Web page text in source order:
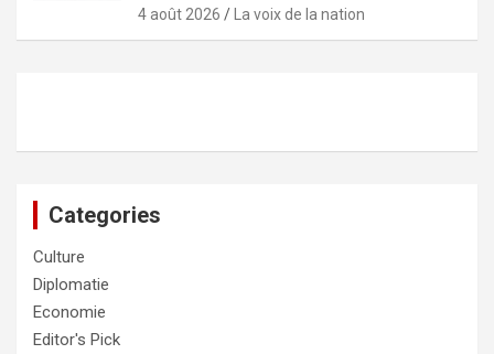
4 août 2026 La voix de la nation
Categories
Culture
Diplomatie
Economie
Editor's Pick